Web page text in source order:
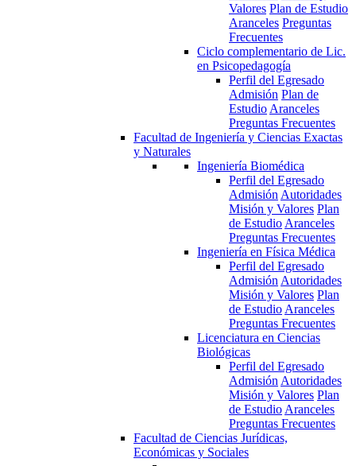
Valores Plan de Estudio
Aranceles Preguntas
Frecuentes
Ciclo complementario de Lic.
en Psicopedagogía
Perfil del Egresado
Admisión Plan de
Estudio Aranceles
Preguntas Frecuentes
Facultad de Ingeniería y Ciencias Exactas
y Naturales
Ingeniería Biomédica
Perfil del Egresado
Admisión Autoridades
Misión y Valores Plan
de Estudio Aranceles
Preguntas Frecuentes
Ingeniería en Física Médica
Perfil del Egresado
Admisión Autoridades
Misión y Valores Plan
de Estudio Aranceles
Preguntas Frecuentes
Licenciatura en Ciencias
Biológicas
Perfil del Egresado
Admisión Autoridades
Misión y Valores Plan
de Estudio Aranceles
Preguntas Frecuentes
Facultad de Ciencias Jurídicas,
Económicas y Sociales